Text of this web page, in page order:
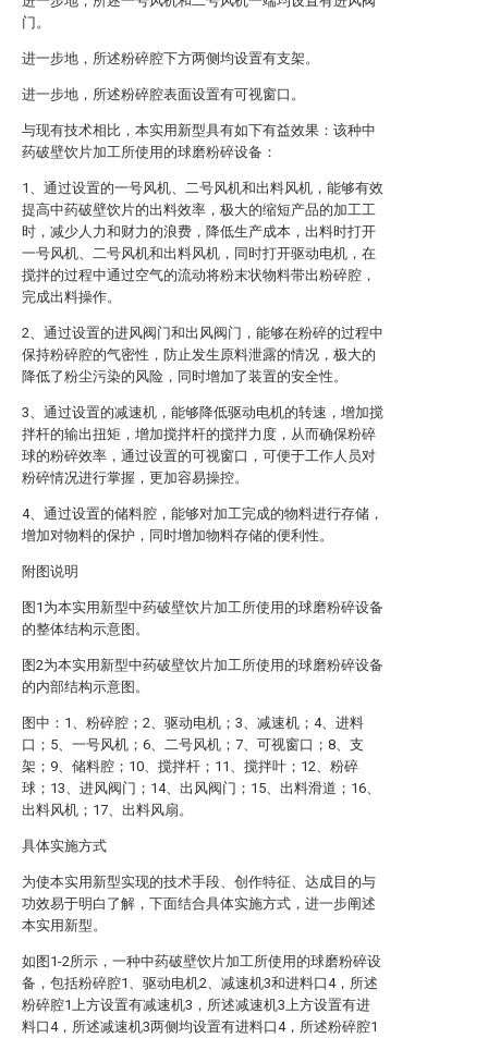
门。
进一步地，所述粉碎腔下方两侧均设置有支架。
进一步地，所述粉碎腔表面设置有可视窗口。
与现有技术相比，本实用新型具有如下有益效果：该种中
药破壁饮片加工所使用的球磨粉碎设备：
1、通过设置的一号风机、二号风机和出料风机，能够有效
提高中药破壁饮片的出料效率，极大的缩短产品的加工工
时，减少人力和财力的浪费，降低生产成本，出料时打开
一号风机、二号风机和出料风机，同时打开驱动电机，在
搅拌的过程中通过空气的流动将粉末状物料带出粉碎腔，
完成出料操作。
2、通过设置的进风阀门和出风阀门，能够在粉碎的过程中
保持粉碎腔的气密性，防止发生原料泄露的情况，极大的
降低了粉尘污染的风险，同时增加了装置的安全性。
3、通过设置的减速机，能够降低驱动电机的转速，增加搅
拌杆的输出扭矩，增加搅拌杆的搅拌力度，从而确保粉碎
球的粉碎效率，通过设置的可视窗口，可便于工作人员对
粉碎情况进行掌握，更加容易操控。
4、通过设置的储料腔，能够对加工完成的物料进行存储，
增加对物料的保护，同时增加物料存储的便利性。
附图说明
图1为本实用新型中药破壁饮片加工所使用的球磨粉碎设备
的整体结构示意图。
图2为本实用新型中药破壁饮片加工所使用的球磨粉碎设备
的内部结构示意图。
图中：1、粉碎腔；2、驱动电机；3、减速机；4、进料
口；5、一号风机；6、二号风机；7、可视窗口；8、支
架；9、储料腔；10、搅拌杆；11、搅拌叶；12、粉碎
球；13、进风阀门；14、出风阀门；15、出料滑道；16、
出料风机；17、出料风扇。
具体实施方式
为使本实用新型实现的技术手段、创作特征、达成目的与
功效易于明白了解，下面结合具体实施方式，进一步阐述
本实用新型。
如图1-2所示，一种中药破壁饮片加工所使用的球磨粉碎设
备，包括粉碎腔1、驱动电机2、减速机3和进料口4，所述
粉碎腔1上方设置有减速机3，所述减速机3上方设置有进
料口4，所述减速机3两侧均设置有进料口4，所述粉碎腔1